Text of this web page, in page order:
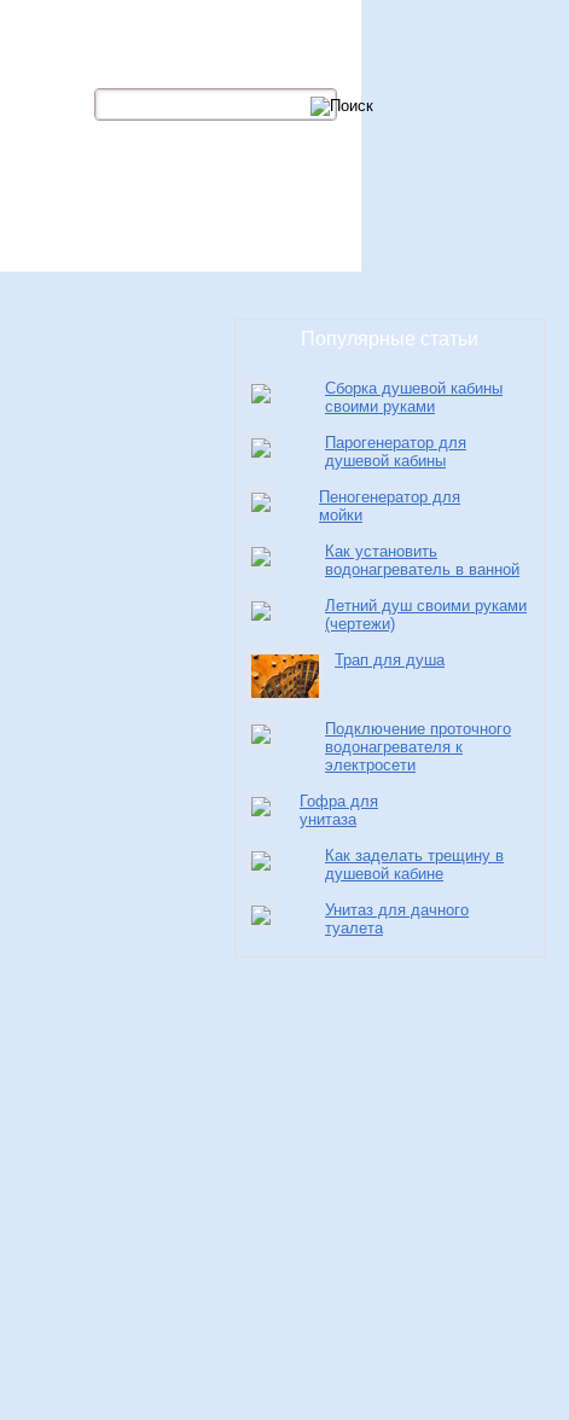
Популярные статьи
Сборка душевой кабины
своими руками
Парогенератор для
душевой кабины
Пеногенератор для
мойки
Как установить
водонагреватель в ванной
Летний душ своими руками
(чертежи)
Трап для душа
Подключение проточного
водонагревателя к
электросети
Гофра для
унитаза
Как заделать трещину в
душевой кабине
Унитаз для дачного
туалета